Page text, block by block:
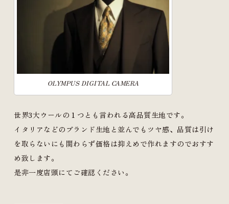
OLYMPUS DIGITAL CAMERA
世界3大ウールの１つとも言われる高品質生地です。
イタリアなどのブランド生地と並んでもツヤ感、品質は引け
を取らないにも関わらず価格は抑えめで作れますのでおすす
め致します。
是非一度店頭にてご確認ください。